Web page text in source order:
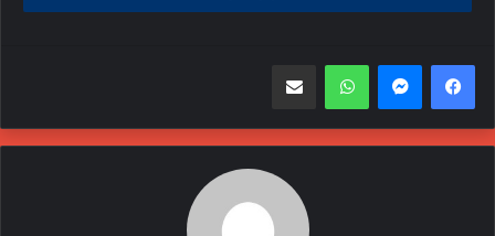
واتساب